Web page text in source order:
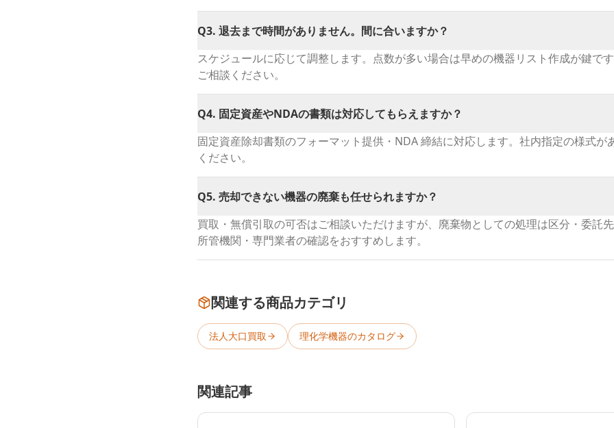
Q3. 退去まで時間がありません。間に合いますか？
スケジュールに応じて調整します。点数が多い場合は早めの機器リスト作成が鍵で
ご相談ください。
Q4. 固定資産やNDAの書類は対応してもらえますか？
固定資産除却書類のフォーマット提供・NDA 締結に対応します。社内指定の様式が
ください。
Q5. 売却できない機器の廃棄も任せられますか？
買取・無償引取の可否はご相談いただけますが、廃棄物としての処理は区分・委託
所管機関・専門業者の確認をおすすめします。
関連する商品カテゴリ
法人大口買取 理化学機器のカタログ
関連記事